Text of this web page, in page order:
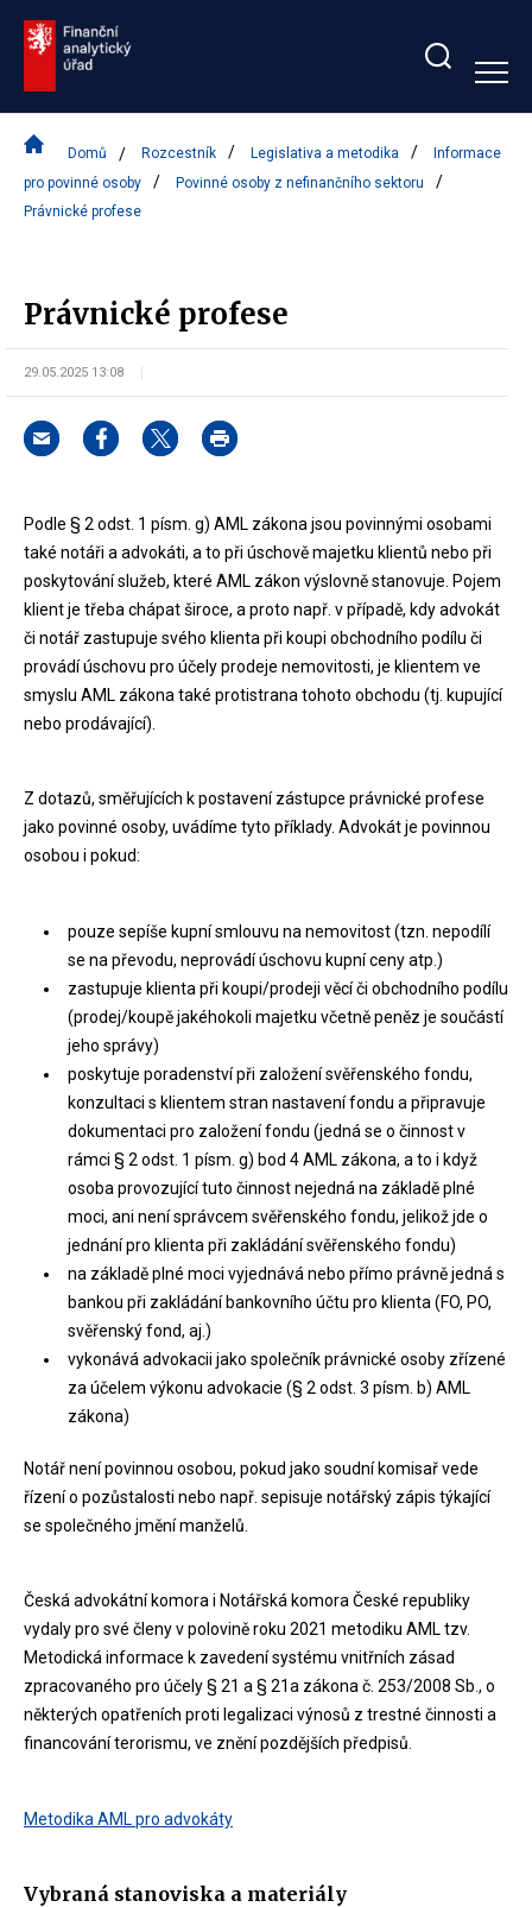
Zobrazit/skrýt
bar
Domů Rozcestník Legislativa a metodika
Informace
pro povinné osoby
Povinné osoby z nefinančního sektoru
Právnické profese
Právnické profese
29.05.2025 13:08
Podle § 2 odst. 1 písm. g) AML zákona jsou povinnými osobami
také notáři a advokáti, a to při úschově majetku klientů nebo při
poskytování služeb, které AML zákon výslovně stanovuje. Pojem
klient je třeba chápat široce, a proto např. v případě, kdy advokát
či notář zastupuje svého klienta při koupi obchodního podílu či
provádí úschovu pro účely prodeje nemovitosti, je klientem ve
smyslu AML zákona také protistrana tohoto obchodu (tj. kupující
nebo prodávající).
Z dotazů, směřujících k postavení zástupce právnické profese
jako povinné osoby, uvádíme tyto příklady. Advokát je povinnou
osobou i pokud:
pouze sepíše kupní smlouvu na nemovitost (tzn. nepodílí
se na převodu, neprovádí úschovu kupní ceny atp.)
zastupuje klienta při koupi/prodeji věcí či obchodního podílu
(prodej/koupě jakéhokoli majetku včetně peněz je součástí
jeho správy)
poskytuje poradenství při založení svěřenského fondu,
konzultaci s klientem stran nastavení fondu a připravuje
dokumentaci pro založení fondu (jedná se o činnost v
rámci § 2 odst. 1 písm. g) bod 4 AML zákona, a to i když
osoba provozující tuto činnost nejedná na základě plné
moci, ani není správcem svěřenského fondu, jelikož jde o
jednání pro klienta při zakládání svěřenského fondu)
na základě plné moci vyjednává nebo přímo právně jedná s
bankou při zakládání bankovního účtu pro klienta (FO, PO,
svěřenský fond, aj.)
vykonává advokacii jako společník právnické osoby zřízené
za účelem výkonu advokacie (§ 2 odst. 3 písm. b) AML
zákona)
Notář není povinnou osobou, pokud jako soudní komisař vede
řízení o pozůstalosti nebo např. sepisuje notářský zápis týkající
se společného jmění manželů.
Česká advokátní komora i Notářská komora České republiky
vydaly pro své členy v polovině roku 2021 metodiku AML tzv.
Metodická informace k zavedení systému vnitřních zásad
zpracovaného pro účely § 21 a § 21a zákona č. 253/2008 Sb., o
některých opatřeních proti legalizaci výnosů z trestné činnosti a
financování terorismu, ve znění pozdějších předpisů.
Metodika AML pro advokáty
Vybraná stanoviska a materiály